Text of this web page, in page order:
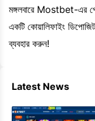
মঙ্গলবারে Mostbet-এর
একটি কোয়ালিফাইং
ব্যবহার করুন!
Latest News